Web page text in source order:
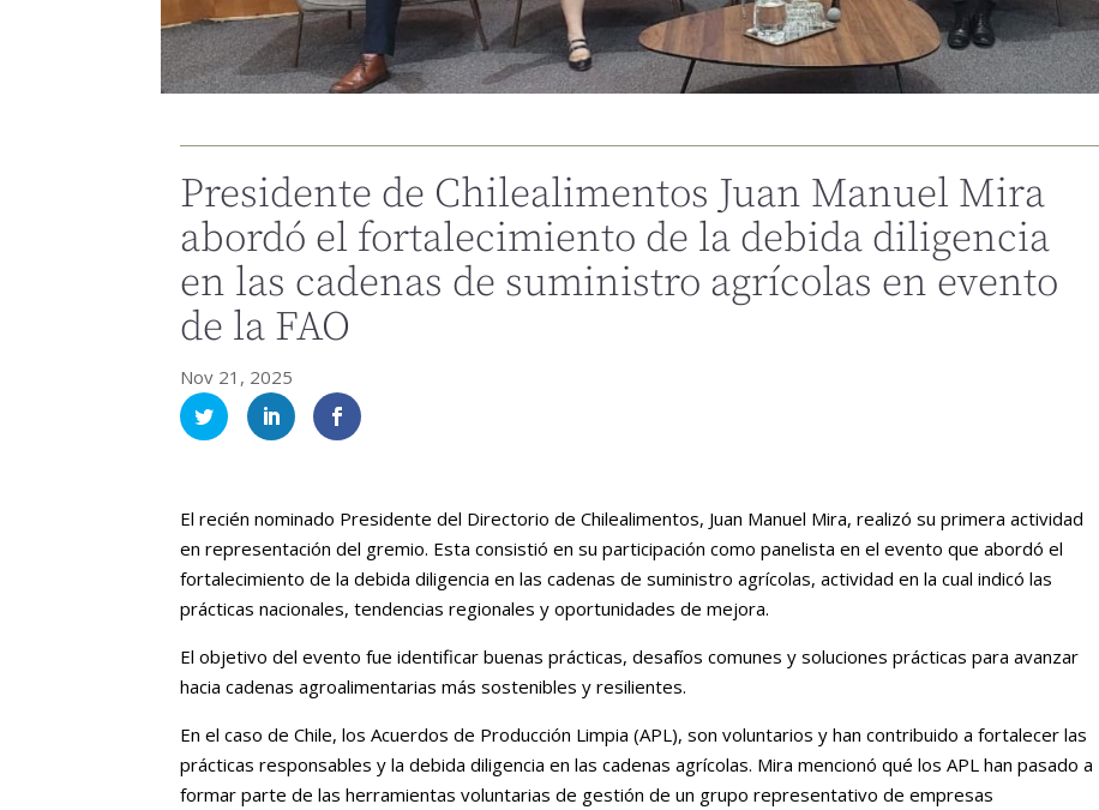
Presidente de Chilealimentos Juan Manuel Mira
abordó el fortalecimiento de la debida diligencia
en las cadenas de suministro agrícolas en evento
de la FAO
Nov 21, 2025
El recién nominado Presidente del Directorio de Chilealimentos, Juan Manuel Mira, realizó su primera actividad
en representación del gremio. Esta consistió en su participación como panelista en el evento que abordó el
fortalecimiento de la debida diligencia en las cadenas de suministro agrícolas, actividad en la cual indicó las
prácticas nacionales, tendencias regionales y oportunidades de mejora.
El objetivo del evento fue identificar buenas prácticas, desafíos comunes y soluciones prácticas para avanzar
hacia cadenas agroalimentarias más sostenibles y resilientes.
En el caso de Chile, los Acuerdos de Producción Limpia (APL), son voluntarios y han contribuido a fortalecer las
prácticas responsables y la debida diligencia en las cadenas agrícolas. Mira mencionó qué los APL han pasado a
formar parte de las herramientas voluntarias de gestión de un grupo representativo de empresas